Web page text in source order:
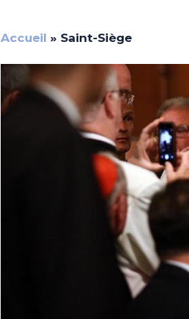
Accueil » Saint-Siège